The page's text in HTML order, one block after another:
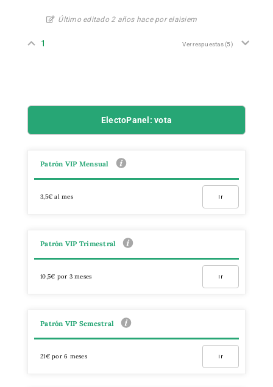
Último editado 2 años hace por elaisiem
1 Ver respuestas(5)
ElectoPanel: vota
Patrón VIP Mensual
3,5€ al mes Ir
Patrón VIP Trimestral
10,5€ por 3 meses Ir
Patrón VIP Semestral
21€ por 6 meses Ir